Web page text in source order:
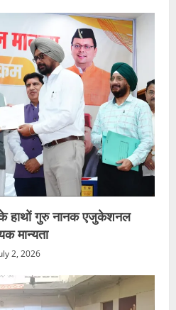
के हाथों गुरु नानक एजुकेशनल
मान्यता
2, 2026